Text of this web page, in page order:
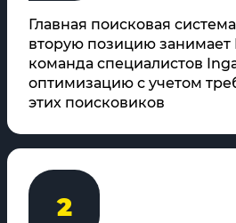
Главная поисковая
вторую позицию занимает
команда специалистов
оптимизацию с учетом
этих поисковиков
2